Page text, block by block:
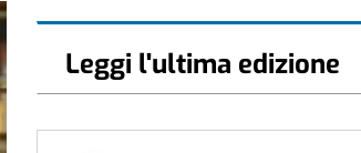
Leggi l'ultima edizione